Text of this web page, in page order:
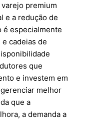
premium
e a redução de
é especialmente
cadeias de
que
e investem em
melhor
que a
a demanda a